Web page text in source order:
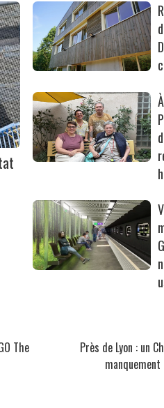
The
Près de Lyon : un